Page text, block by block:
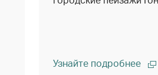
Узнайте подробнее